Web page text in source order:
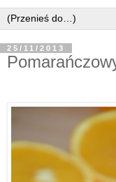
25/11/2013